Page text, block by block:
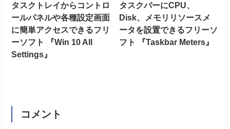
タスクトレイからコントロ
ールパネルや各種設定画面
に簡単アクセスできるフリ
ーソフト 『Win 10 All
Settings』
タスクバーにCPU、
Disk、メモリリソースメ
ータを設置できるフリーソ
フト 『Taskbar Meters』
コメント